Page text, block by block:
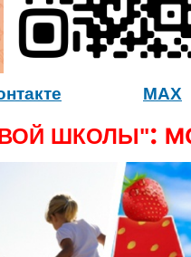
MAX
ШКОЛЫ":